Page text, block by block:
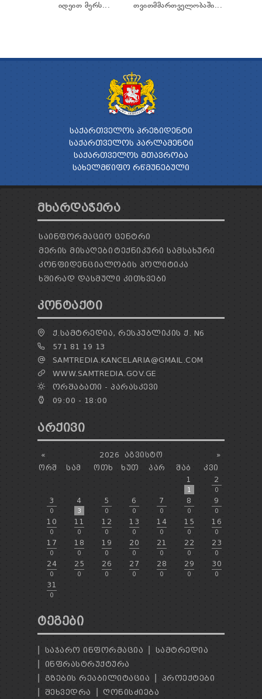
ᲒᲐᲡᲐᲩᲘᲕᲠᲔᲑᲘᲡ ᲬᲔᲡᲔᲑᲘ
იდეით მერს...
თვითმმართველობაში...
ᲡᲐᲥᲐᲠᲗᲕᲔᲚᲝᲡ ᲞᲠᲔᲖᲘᲓᲔᲜᲢᲘ
ᲡᲐᲥᲐᲠᲗᲕᲔᲚᲝᲡ ᲞᲐᲠᲚᲐᲛᲔᲜᲢᲘ
ᲡᲐᲥᲐᲠᲗᲕᲔᲚᲝᲡ ᲛᲗᲐᲕᲠᲝᲑᲐ
ᲡᲐᲮᲔᲚᲛᲬᲘᲤᲝ ᲠᲬᲛᲣᲜᲔᲑᲣᲚᲘ
ᲛᲮᲐᲠᲓᲐᲭᲔᲠᲐ
ᲡᲐᲘᲜᲤᲝᲠᲛᲐᲪᲘᲝ ᲪᲔᲜᲢᲠᲘ
ᲛᲔᲠᲘᲡ ᲛᲘᲡᲐᲦᲔᲑᲘᲢᲔᲥᲜᲘᲙᲣᲠᲘ ᲡᲐᲛᲡᲐᲮᲣᲠᲘ
ᲙᲝᲜᲤᲘᲓᲔᲜᲪᲘᲐᲚᲝᲑᲘᲡ ᲞᲝᲚᲘᲢᲘᲙᲐ
ᲮᲨᲘᲠᲐᲓ ᲓᲐᲡᲛᲣᲚᲘ ᲙᲘᲗᲮᲕᲔᲑᲘ
ᲙᲝᲜᲢᲐᲥᲢᲘ
Ქ.ᲡᲐᲛᲢᲠᲔᲓᲘᲐ, ᲠᲔᲡᲞᲣᲑᲚᲘᲙᲘᲡ Ქ. N6
571 81 19 13
SAMTREDIA.KANCELARIA@GMAIL.COM
WWW.SAMTREDIA.GOV.GE
ᲝᲠᲨᲐᲑᲐᲗᲘ - ᲞᲐᲠᲐᲡᲙᲔᲕᲘ
09:00 - 18:00
ᲐᲠᲥᲘᲕᲘ
« »
2026
ᲐᲒᲕᲘᲡᲢᲝ
ᲝᲠᲨ
ᲡᲐᲛ ᲝᲗᲮ ᲮᲣᲗ ᲞᲐᲠ ᲨᲐᲑ
ᲙᲕᲘ
1
1
2
0
3
0
4
3
5
0
6
0
7
0
8
0
9
0
10
0
11
0
12
0
13
0
14
0
15
0
16
0
17
0
18
0
19
0
20
0
21
0
22
0
23
0
24
0
25
0
26
0
27
0
28
0
29
0
30
0
31
0
ᲢᲔᲒᲔᲑᲘ
ᲡᲐᲯᲐᲠᲝ ᲘᲜᲤᲝᲠᲛᲐᲪᲘᲐ
ᲡᲐᲛᲢᲠᲔᲓᲘᲐ
ᲘᲜᲤᲠᲐᲡᲢᲠᲣᲥᲢᲣᲠᲐ
ᲒᲖᲔᲑᲘᲡ ᲠᲔᲐᲑᲘᲚᲘᲢᲐᲪᲘᲐ
ᲞᲠᲝᲔᲥᲢᲔᲑᲘ
ᲨᲔᲮᲕᲔᲓᲠᲐ
ᲦᲝᲜᲘᲡᲫᲘᲔᲑᲐ